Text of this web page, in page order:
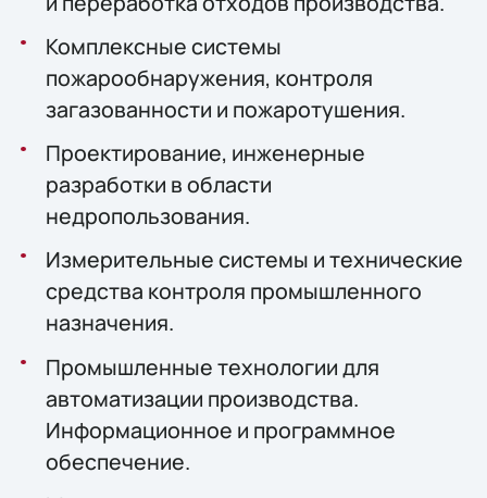
Комплексные системы
пожарообнаружения, контроля
загазованности и пожаротушения.
Проектирование, инженерные
разработки в области
недропользования.
Измерительные системы и технические
средства контроля промышленного
назначения.
Промышленные технологии для
автоматизации производства.
Информационное и программное
обеспечение.